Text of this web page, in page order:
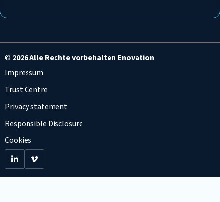
© 2026 Alle Rechte vorbehalten Enovation
Impressum
Trust Centre
Privacy statement
Responsible Disclosure
Cookies
Go
to
Go
to